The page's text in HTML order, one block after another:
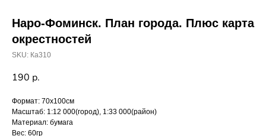
Наро-Фоминск. План города. Плюс карта
окрестностей
SKU: Ка310
190 р.
Формат: 70х100см
Масштаб: 1:12 000(город), 1:33 000(район)
Материал: бумага
Вес: 60гр